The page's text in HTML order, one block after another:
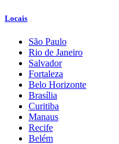
Locais
São Paulo
Rio de Janeiro
Salvador
Fortaleza
Belo Horizonte
Brasília
Curitiba
Manaus
Recife
Belém